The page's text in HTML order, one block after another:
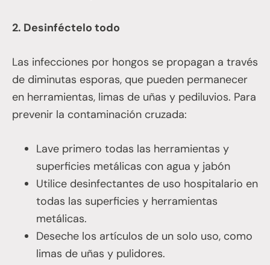
2. Desinféctelo todo
Las infecciones por hongos se propagan a través
de diminutas esporas, que pueden permanecer
en herramientas, limas de uñas y pediluvios. Para
prevenir la contaminación cruzada:
Lave primero todas las herramientas y
superficies metálicas con agua y jabón
Utilice desinfectantes de uso hospitalario en
todas las superficies y herramientas
metálicas.
Deseche los artículos de un solo uso, como
limas de uñas y pulidores.